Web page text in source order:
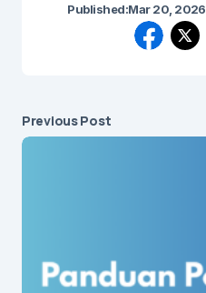
Published:Mar 20, 2026
Previous Post